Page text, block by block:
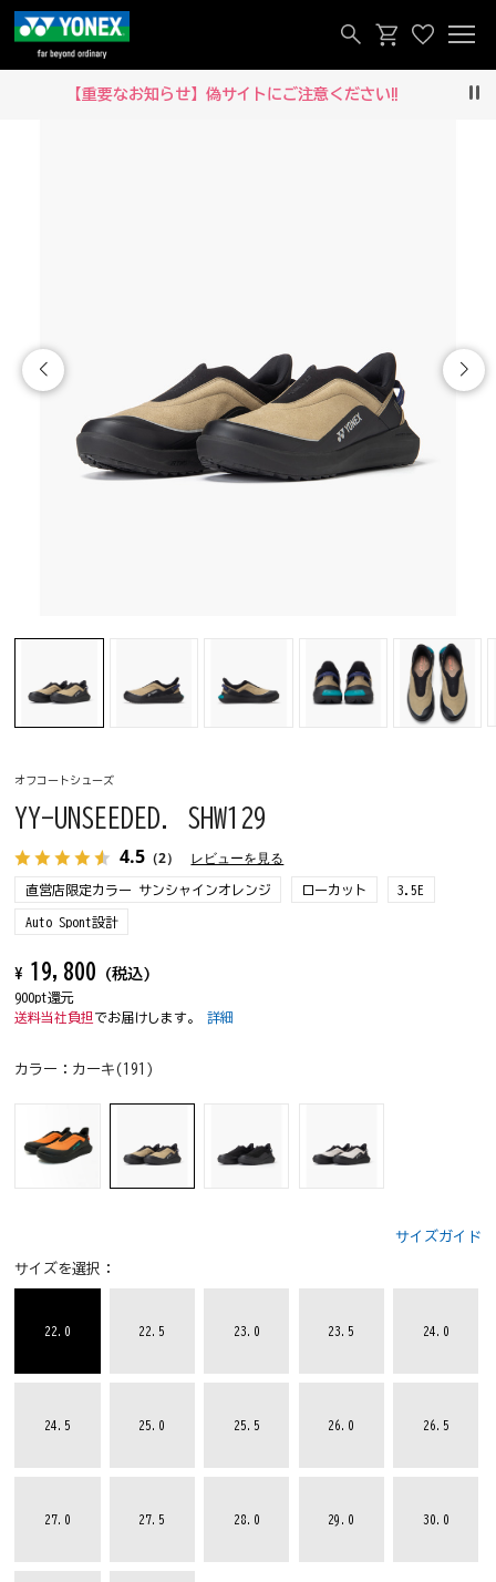
【重要なお知らせ】偽サイトにご注意ください‼
オフコートシューズ
YY-UNSEEDED. SHW129
4.5 （2） レビューを見る
直営店限定カラー サンシャインオレンジ ローカット 3.5E
Auto Spont設計
¥ 19,800 (税込)
900pt還元
送料当社負担 でお届けします。詳細
カラー： カーキ(191)
サイズガイド
サイズを選択：
22.0 22.5 23.0 23.5 24.0
24.5 25.0 25.5 26.0 26.5
27.0 27.5 28.0 29.0 30.0